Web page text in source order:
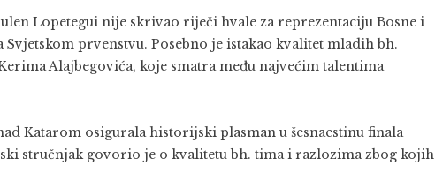
Lopetegui nije skrivao riječi hvale za reprezentaciju Bosne i
prvenstvu. Posebno je istakao kvalitet mladih bh.
Alajbegovića, koje smatra među najvećim talentima
Katarom osigurala historijski plasman u šesnaestinu finala
stručnjak govorio je o kvalitetu bh. tima i razlozima zbog kojih